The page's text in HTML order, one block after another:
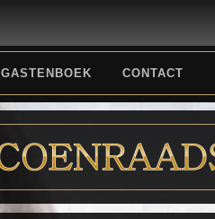
GASTENBOEK CONTACT